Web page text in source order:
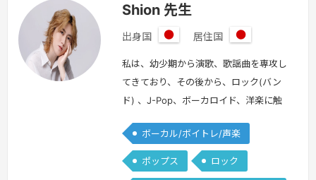
Shion 先生
出身国
本
居住国
本
私は、幼少期から演歌、歌謡曲を専攻し
てきており、その後から、ロック(バン
ド) 、J-Pop、ボーカロイド、洋楽に触
手含め100を超えており、プロを目指し
ている方への対策も対応可能です。ま
た、大手カルチャー教室でのレッスンも
ボーカル/ボイトレ/声楽
ポップス ロック